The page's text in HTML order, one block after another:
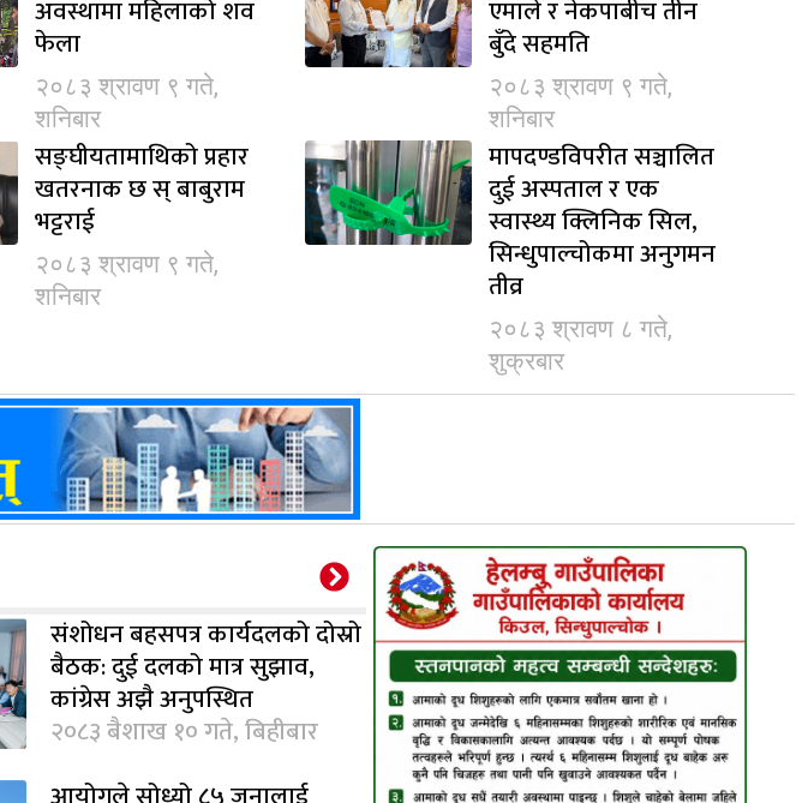
अवस्थामा महिलाको शव
फेला
२०८३ श्रावण ९ गते,
शनिबार
एमाले र नेकपाबीच तीन
बुँदे सहमति
२०८३ श्रावण ९ गते,
शनिबार
सङ्घीयतामाथिको प्रहार
खतरनाक छ स् बाबुराम
भट्टराई
२०८३ श्रावण ९ गते,
शनिबार
मापदण्डविपरीत सञ्चालित
दुई अस्पताल र एक
स्वास्थ्य क्लिनिक सिल,
सिन्धुपाल्चोकमा अनुगमन
तीव्र
२०८३ श्रावण ८ गते,
शुक्रबार
संशोधन बहसपत्र कार्यदलको दोस्रो
बैठक: दुई दलको मात्र सुझाव,
कांग्रेस अझै अनुपस्थित
२०८३ बैशाख १० गते, बिहीबार